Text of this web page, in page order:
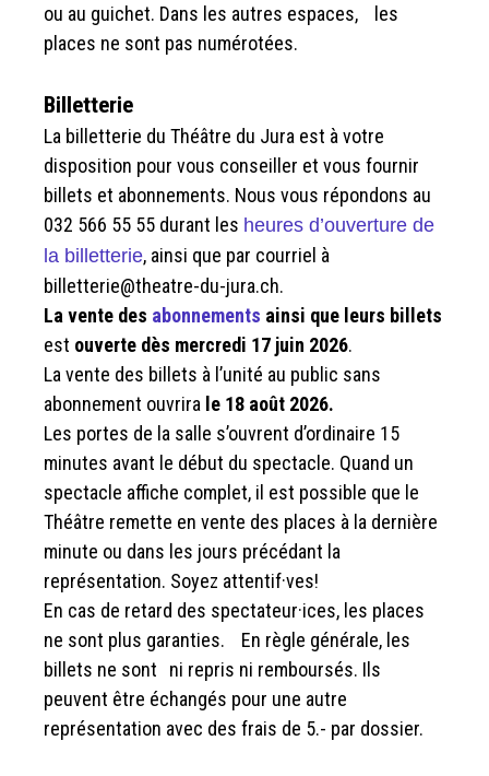
ou au guichet. Dans les autres espaces, les
places ne sont pas numérotées.
Billetterie
La billetterie du Théâtre du Jura est à votre
disposition pour vous conseiller et vous fournir
billets et abonnements. Nous vous répondons au
032 566 55 55 durant les heures d’ouverture de
la billetterie, ainsi que par courriel à
billetterie@theatre-du-jura.ch.
La vente des abonnements ainsi que leurs billets
est ouverte dès mercredi 17 juin 2026.
La vente des billets à l’unité au public sans
abonnement ouvrira le 18 août 2026.
Les portes de la salle s’ouvrent d’ordinaire 15
minutes avant le début du spectacle. Quand un
spectacle affiche complet, il est possible que le
Théâtre remette en vente des places à la dernière
minute ou dans les jours précédant la
représentation. Soyez attentif·ves!
En cas de retard des spectateur·ices, les places
ne sont plus garanties. En règle générale, les
billets ne sont ni repris ni remboursés. Ils
peuvent être échangés pour une autre
représentation avec des frais de 5.- par dossier.